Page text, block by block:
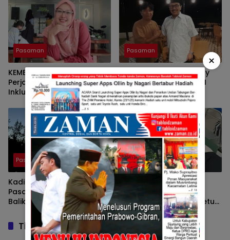
Pasaman
KEMBALINYA SANG MOSES ;
Perjalanan Pendidikan
Inklusif SD Negeri 05 Pauh,
Lubuk Sikaping, Pasaman.
Oleh : Rahmawati Ismar SS
( Guru SDN Pauh , Lubuk
Sikaping, Pasaman.)
Pasaman
Pulang Kampung, Benny
Utama, Anggota DPR RI
Komisi III Sampaikan
Pemahaman Anotasi Pada
Wartawan Di Pasaman
Pasaman
Kadis Parporabud
Pasaman Bakal Laporkan
Balik Af Cs Yang Telah
Menyebarkan Fitnah Dan
Melaporkannya
Pasaman
Tunjukkan Kepedulian
Terhadap Masyarakat
Yang Membutuhkan, Ketua
DPRD Pasaman Nelfri
Asfandi Donorkan
Darahnya
Tinggalkan Balasan
×